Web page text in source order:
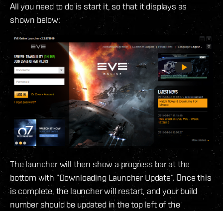
All you need to do is start it, so that it displays as
shown below:
The launcher will then show a progress bar at the
bottom with “Downloading Launcher Update”. Once this
is complete, the launcher will restart, and your build
number should be updated in the top left of the